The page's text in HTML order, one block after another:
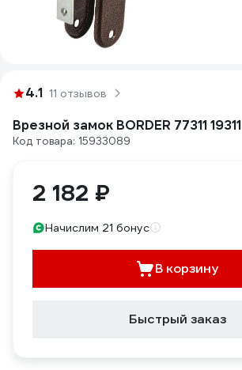
4.1 11 отзывов
Врезной замок BORDER 77311 19311
Код товара: 15933089
2 182 ₽
Начислим 21 бонус
В корзину
Быстрый заказ